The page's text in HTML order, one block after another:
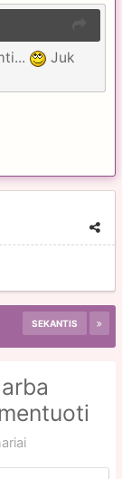
Juk
SEKANTIS